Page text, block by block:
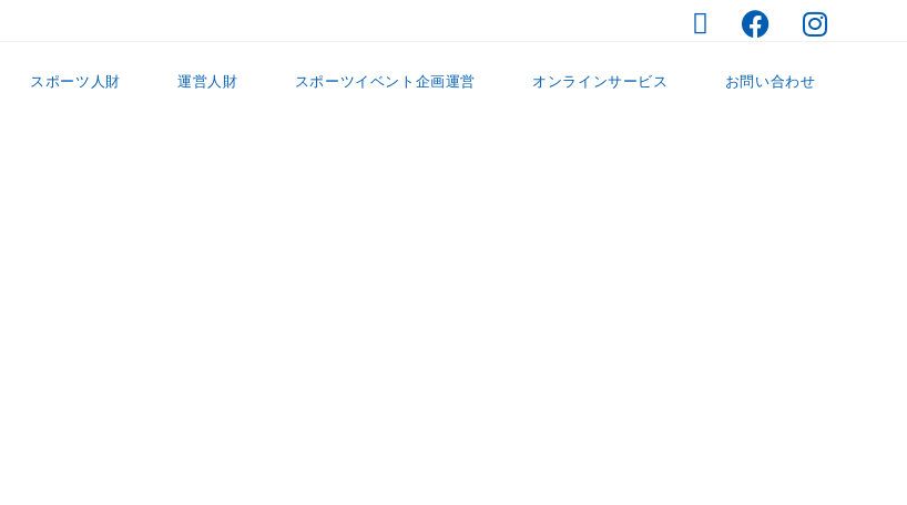
スポーツ人財 運営人財 スポーツイベント企画運営 オンラインサービス お問い合わせ